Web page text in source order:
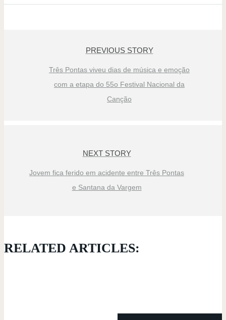
PREVIOUS STORY
Três Pontas viveu dias de música e emoção
com a etapa do 55o Festival Nacional da
Canção
NEXT STORY
Jovem fica ferido em acidente entre Três Pontas
e Santana da Vargem
RELATED ARTICLES: